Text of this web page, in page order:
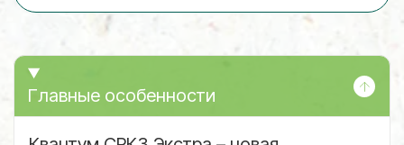
Главные особенности